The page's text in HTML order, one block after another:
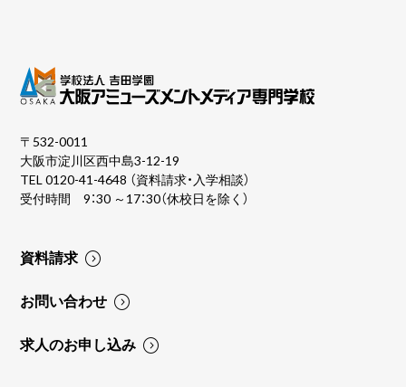
〒532-0011
大阪市淀川区西中島3-12-19
TEL0120-41-4648 （資料請求・入学相談）
受付時間 9：30 ～17：30（休校日を除く）
資料請求
お問い合わせ
求人のお申し込み